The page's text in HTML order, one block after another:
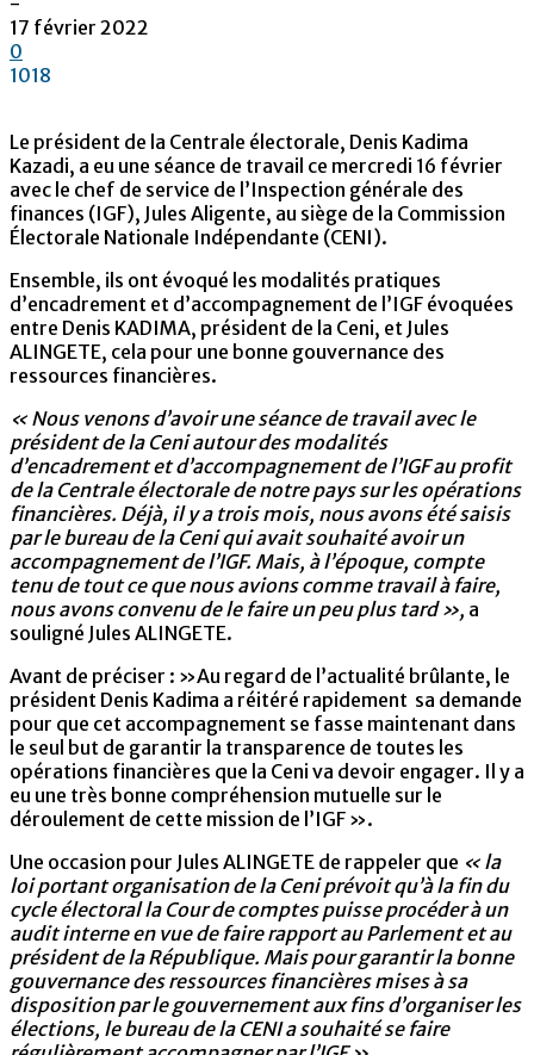
17 février 2022
0
1018
Le président de la Centrale électorale, Denis Kadima
Kazadi, a eu une séance de travail ce mercredi 16 février
avec le chef de service de l’Inspection générale des
finances (IGF), Jules Aligente, au siège de la Commission
Électorale Nationale Indépendante (CENI).
Ensemble, ils ont évoqué les modalités pratiques
d’encadrement et d’accompagnement de l’IGF évoquées
entre Denis KADIMA, président de la Ceni, et Jules
ALINGETE, cela pour une bonne gouvernance des
ressources financières.
« Nous venons d’avoir une séance de travail avec le
président de la Ceni autour des modalités
d’encadrement et d’accompagnement de l’IGF au profit
de la Centrale électorale de notre pays sur les opérations
financières. Déjà, il y a trois mois, nous avons été saisis
par le bureau de la Ceni qui avait souhaité avoir un
accompagnement de l’IGF. Mais, à l’époque, compte
tenu de tout ce que nous avions comme travail à faire,
nous avons convenu de le faire un peu plus tard », a
souligné Jules ALINGETE.
Avant de préciser : »Au regard de l’actualité brûlante, le
président Denis Kadima a réitéré rapidement sa demande
pour que cet accompagnement se fasse maintenant dans
le seul but de garantir la transparence de toutes les
opérations financières que la Ceni va devoir engager. Il y a
eu une très bonne compréhension mutuelle sur le
déroulement de cette mission de l’IGF ».
Une occasion pour Jules ALINGETE de rappeler que « la
loi portant organisation de la Ceni prévoit qu’à la fin du
cycle électoral la Cour de comptes puisse procéder à un
audit interne en vue de faire rapport au Parlement et au
président de la République. Mais pour garantir la bonne
gouvernance des ressources financières mises à sa
disposition par le gouvernement aux fins d’organiser les
élections, le bureau de la CENI a souhaité se faire